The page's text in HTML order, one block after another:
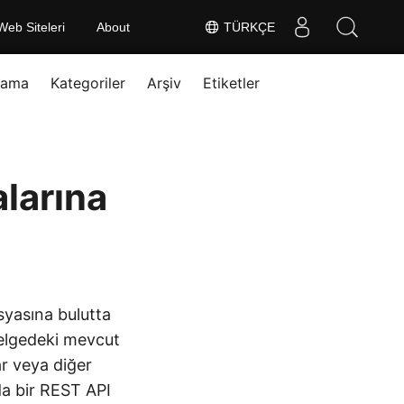
TÜRKÇE
Siteleri About
Kategoriler Arşiv Etiketler
bulutta
mevcut
veya diğer
bir REST API